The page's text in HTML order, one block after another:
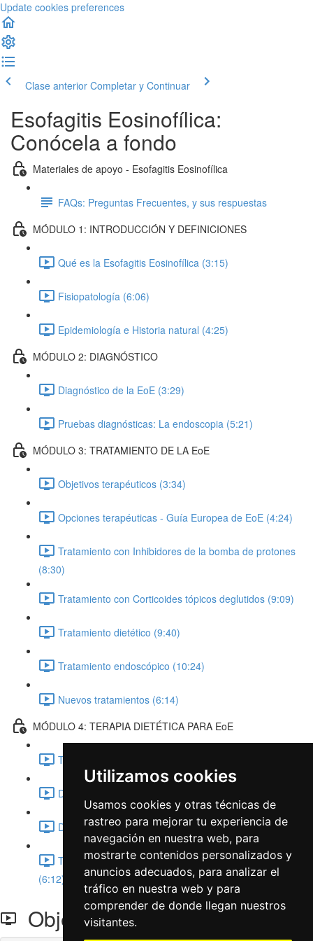
Utilizamos cookies
Usamos cookies y otras técnicas de
rastreo para mejorar tu experiencia de
navegación en nuestra web, para
mostrarte contenidos personalizados y
anuncios adecuados, para analizar el
tráfico en nuestra web y para
comprender de donde llegan nuestros
visitantes.
Update cookies preferences
Clase anterior Completar y Continuar
Esofagitis Eosinofílica:
Conócela a fondo
Materiales de apoyo - Esofagitis Eosinofílica
FAQs: Preguntas Frecuentes, y sus respuestas
MÓDULO 1: INTRODUCCIÓN Y DEFINICIONES
Qué es la Esofagitis Eosinofílica (3:15)
Fisiopatología (6:06)
Epidemiología e Historia natural (4:25)
MÓDULO 2: DIAGNÓSTICO
Diagnóstico de la EoE (3:29)
Pruebas diagnósticas: La endoscopia (5:21)
MÓDULO 3: TRATAMIENTO DE LA EoE
Objetivos terapéuticos (3:34)
Opciones terapéuticas - Guía Europea de EoE (4:24)
Tratamiento con Inhibidores de la bomba de protones
(8:30)
Tratamiento con Corticoides tópicos deglutidos (9:09)
Tratamiento dietético (9:40)
Tratamiento endoscópico (10:24)
Nuevos tratamientos (6:14)
MÓDULO 4: TERAPIA DIETÉTICA PARA EoE
Tratamiento dietético para la EoE (4:24)
Dieta de eliminación empírica (8:26)
Dieta sin alérgenos (5:55)
Tengamos esto en cuenta: Aspectos nutricionales
(6:12)
Objetivos terapéuticos